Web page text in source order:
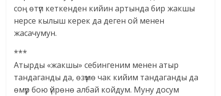
соң өтүп кеткенден кийин артында бир жакшы
нерсе кылыш керек да деген ой менен
жасачумун.
***
Атырды «жакшы» себингеним менен атыр
тандаганды да, өзүмө чак кийим тандаганды да
өмүр бою үйрөнө албай койдум. Муну досум